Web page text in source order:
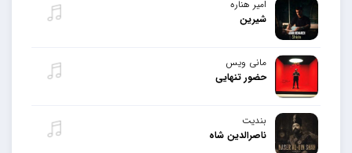
امیر هناره
شیرین
مانی ویس
حضور تنهایی
بندیت
ناصرالدین شاه